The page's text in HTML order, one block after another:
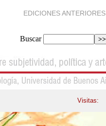
EDICIONES ANTERIORES
Buscar
Visitas: